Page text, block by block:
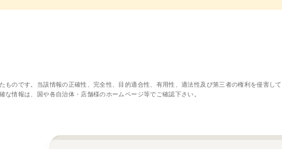
ものです。当該情報の正確性、完全性、目的適合性、有用性、適法性及び第三者の権利を侵害し
情報は、国や各自治体・店舗様のホームページ等でご確認下さい。